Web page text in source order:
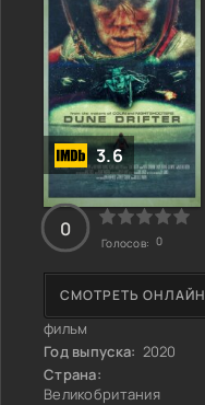
3.6
фильм
Год выпуска: 2020
Страна:
Великобритания
СМОТРЕТЬ ОНЛАЙН
0
Голосов: 0